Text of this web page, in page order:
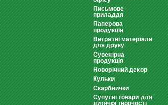
Письмове
приладдя
Паперова
продукція
Витратні матеріали
для друку
Сувенірна
продукція
Новорічний декор
Кульки
Скарбнички
Супутні товари для
дитячої творчості